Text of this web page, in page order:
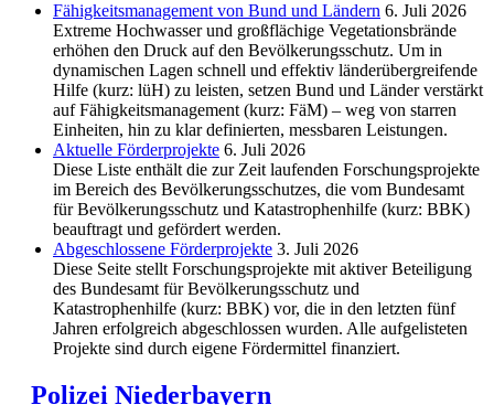
Fähigkeitsmanagement von Bund und Ländern 6. Juli 2026
Extreme Hochwasser und großflächige Vegetationsbrände
erhöhen den Druck auf den Bevölkerungsschutz. Um in
dynamischen Lagen schnell und effektiv länderübergreifende
Hilfe (kurz: lüH) zu leisten, setzen Bund und Länder verstärkt
auf Fähigkeitsmanagement (kurz: FäM) – weg von starren
Einheiten, hin zu klar definierten, messbaren Leistungen.
Aktuelle Förderprojekte 6. Juli 2026
Diese Liste enthält die zur Zeit laufenden Forschungsprojekte
im Bereich des Be­völkerungs­schutzes, die vom Bundesamt
für Bevölkerungsschutz und Katastrophenhilfe (kurz: BBK)
beauftragt und gefördert werden.
Abgeschlos­sene Förderprojekte 3. Juli 2026
Diese Seite stellt Forschungsprojekte mit aktiver Beteiligung
des Bundesamt für Bevölkerungsschutz und
Katastrophenhilfe (kurz: BBK) vor, die in den letzten fünf
Jahren erfolgreich abgeschlossen wurden. Alle aufgelisteten
Projekte sind durch eigene Fördermittel finanziert.
Polizei Niederbayern